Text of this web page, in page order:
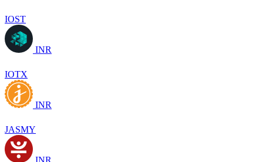
IOST
INR
IOTX
INR
JASMY
INR